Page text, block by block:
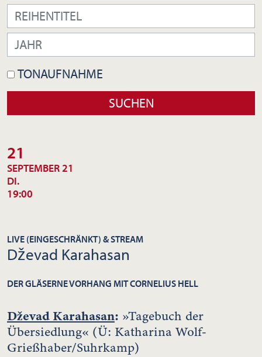
TONAUFNAHME
21
SEPTEMBER 21
DI.
19:00
LIVE (EINGESCHRÄNKT) & STREAM
Dževad Karahasan
DER GLÄSERNE VORHANG MIT CORNELIUS HELL
Dževad Karahasan: »Tagebuch der
Übersiedlung« (Ü: Katharina Wolf-
Grießhaber/Suhrkamp)